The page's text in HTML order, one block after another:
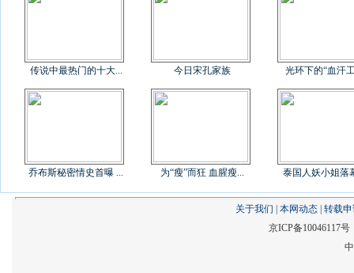
传说中最热门的十大... 今日宋孔家族 光环下的“血汗
乔布斯秘密情史首曝 ... 为“瘦”而狂 血腥瘦... 泰国人妖小姐落
关于我们 本网动态 转载
京ICP备10046117